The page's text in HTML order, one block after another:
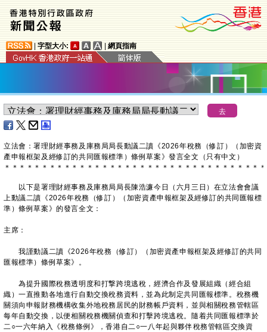
字型大小: 網頁指南
立法會：署理財經事務及庫務局局長動議二讀《2026年稅務（修訂）（加密資
產申報框架及經修訂的共同匯報標準）條例草案》發言全文（只有中文）
＊ ＊ ＊ ＊ ＊ ＊ ＊ ＊ ＊ ＊ ＊ ＊ ＊ ＊ ＊ ＊ ＊ ＊ ＊ ＊ ＊ ＊ ＊ ＊ ＊ ＊ ＊ ＊ ＊ ＊ ＊ ＊ ＊ ＊ ＊
以下是署理財經事務及庫務局局長陳浩濂今日（六月三日）在立法會會議
上動議二讀《2026年稅務（修訂）（加密資產申報框架及經修訂的共同匯報標
準）條例草案》的發言全文：
主席：
我謹動議二讀《2026年稅務（修訂）（加密資產申報框架及經修訂的共同
匯報標準）條例草案》。
為提升國際稅務透明度和打撃跨境逃稅，經濟合作及發展組織（經合組
織）一直推動各地進行自動交換稅務資料，並為此制定共同匯報標準。稅務機
關須向申報財務機構收集外地稅務居民的財務帳戶資料，並與相關稅務管轄區
每年自動交換，以便相關稅務機關偵查和打擊跨境逃稅。隨着共同匯報標準於
二○一六年納入《稅務條例》，香港自二○一八年起與夥伴稅務管轄區交換資